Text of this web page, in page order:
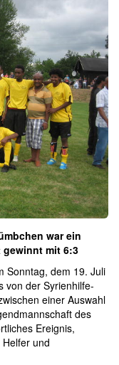
war ein
gewinnt mit 6:3
Sonntag, dem 19. Juli
von der Syrienhilfe-
einer Auswahl
des
Ereignis,
und